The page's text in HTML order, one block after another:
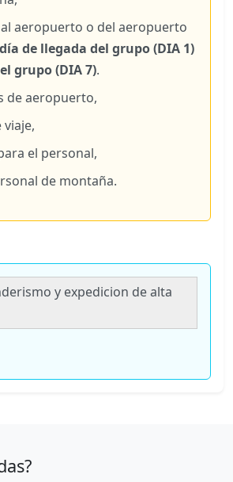
aeropuerto o del aeropuerto
de llegada del grupo (DIA 1)
grupo (DIA 7).
de aeropuerto,
viaje,
el personal,
de montaña.
y expedicion de alta